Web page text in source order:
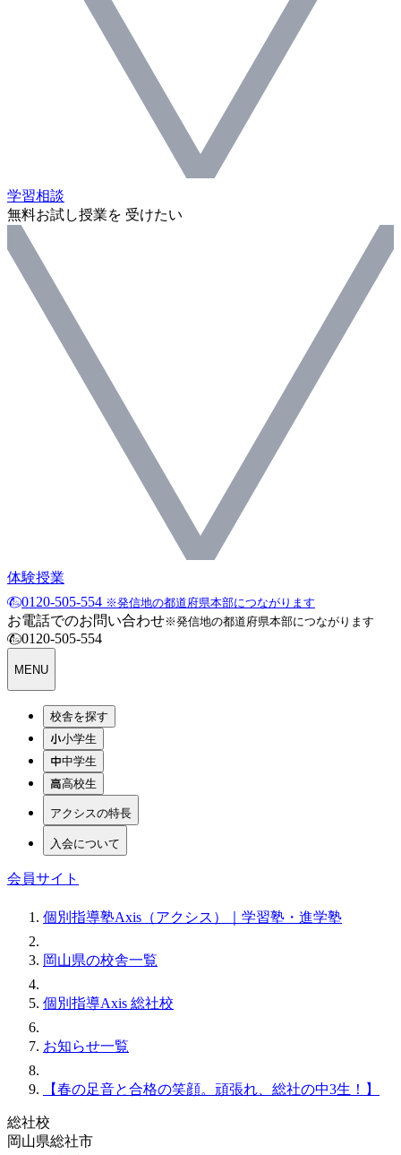
学習相談
無料お試し授業を 受けたい
体験授業
0120-505-554 ※発信地の都道府県本部につながります
お電話でのお問い合わせ※発信地の都道府県本部につながります
0120-505-554
MENU
校舎を探す
小学生
中学生
高校生
アクシスの特長
入会について
会員サイト
個別指導塾Axis（アクシス）｜学習塾・進学塾
岡山県の校舎一覧
個別指導Axis 総社校
お知らせ一覧
【春の足音と合格の笑顔。頑張れ、総社の中3生！】
総社校
岡山県総社市